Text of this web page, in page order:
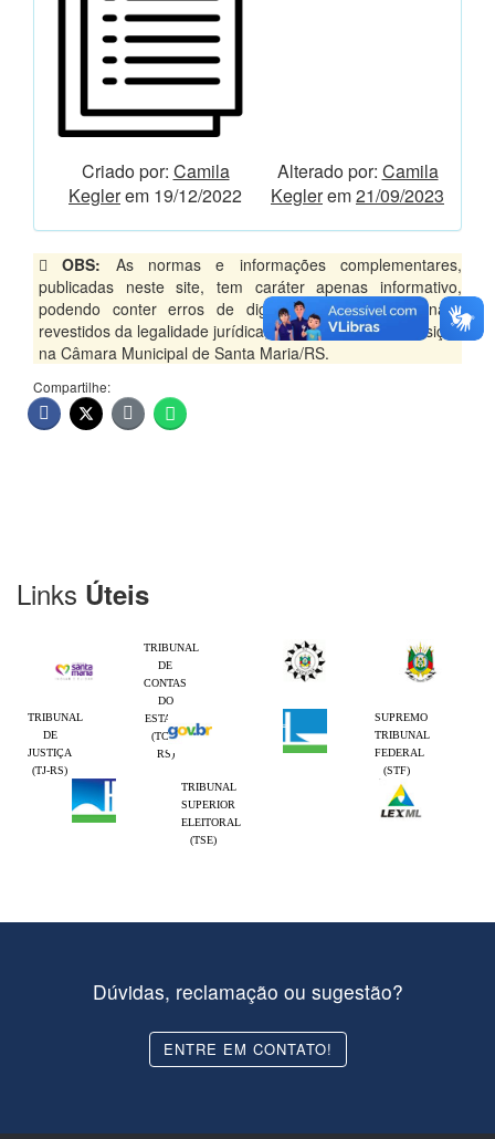
Criado por: Camila
Keglerem 19/12/2022
Alterado por: Camila
Keglerem21/09/2023
OBS: As normas e informações complementares,
publicadas neste site, tem caráter apenas informativo,
podendo conter erros de digitação.Os textos originais,
revestidos da legalidade jurídica, encontram-se à disposição
na Câmara Municipal de Santa Maria/RS.
Compartilhe:
Links Úteis
TRIBUNAL
DE
CONTAS
DO
ESTADO
(TCE-
RS)
TRIBUNAL
DE
JUSTIÇA
(TJ-RS)
SUPREMO
TRIBUNAL
FEDERAL
(STF)
TRIBUNAL
SUPERIOR
ELEITORAL
(TSE)
Dúvidas, reclamação ou sugestão?
ENTRE EM CONTATO!